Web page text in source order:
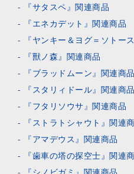
『サタスペ』関連商品
『エネカデット』関連商品
『ヤンキー＆ヨグ＝ソトー
『獸ノ森』関連商品
『ブラッドムーン』関連商品
『スタリィドール』関連商品
『フタリソウサ』関連商品
『ストラトシャウト』関連
『アマデウス』関連商品
『歯車の塔の探空士』関連